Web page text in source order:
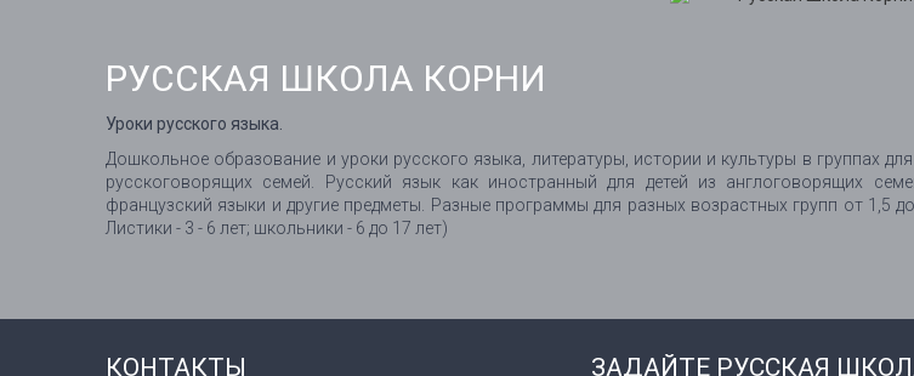
РУССКАЯ ШКОЛА КОРНИ
Уроки русского языка.
Дошкольное образование и уроки русского языка, литературы, истории и культуры в группах
русскоговорящих семей. Русский язык как иностранный для детей из англоговорящих
французский языки и другие предметы. Разные программы для разных возрастных групп от 1,5
Листики - 3 - 6 лет; школьники - 6 до 17 лет)
КОНТАКТЫ ЗАДАЙТЕ РУССКАЯ